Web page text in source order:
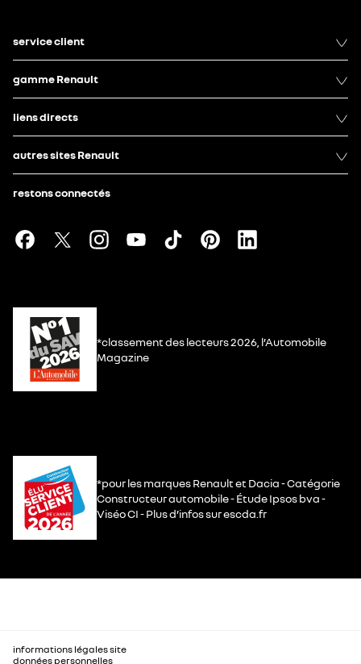
service client
gamme Renault
liens directs
autres sites Renault
restons connectés
*classement des lecteurs 2026, l’Automobile
Magazine
*pour les marques Renault et Dacia - Catégorie
Constructeur automobile - Étude Ipsos bva -
Viséo CI - Plus d’infos sur escda.fr
informations légales site
données personnelles